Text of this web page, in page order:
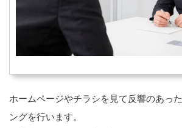
ホームページやチラシを見て反響のあっ
ングを行います。